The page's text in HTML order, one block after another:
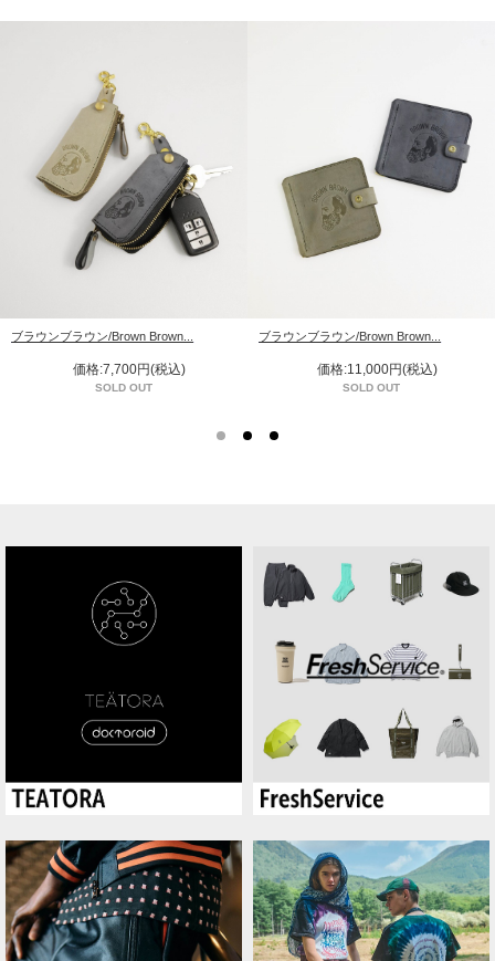
ブラウンブラウン/Brown Brown...
価格:7,700円(税込)
SOLD OUT
ブラウンブラウン/Brown Brown...
価格:11,000円(税込)
SOLD OUT